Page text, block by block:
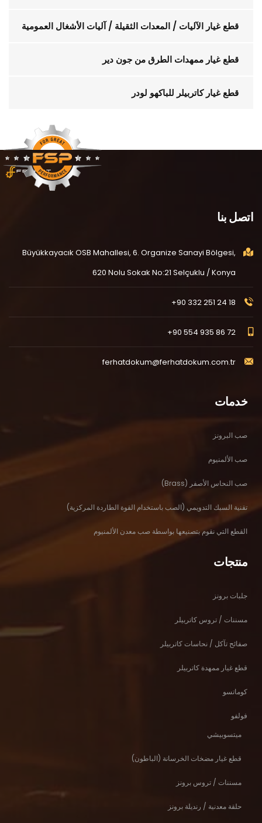
قطع غيار الآليات / المعدات الثقيلة / آليات الأشغال العمومية
قطع غيار ممهدات الطرق من جون دير
قطع غيار كاتربيلر للباكهو لودر
اتصل بنا
Büyükkayacık OSB Mahallesi, 6. Organize Sanayi Bölgesi,
620 Nolu Sokak No:21 Selçuklu / Konya
+90 332 251 24 18
+90 554 935 86 72
ferhatdokum@ferhatdokum.com.tr
خدمات
صب البرونز
صب الألمنيوم
صب النحاس الأصفر (Brass)
تقنية السبك التدويمي (الصب باستخدام القوة الطاردة المركزية)
القطع التي نقوم بتصنيعها بواسطة صب معدن الألمنيوم
منتجات
جلبات برونز
مسننات / تروس كاتربيلر
صفائح تآكل / نحاسات كاتربيلر
قطع غيار ممهدة كاتربيلر
كوماتسو
فولفو
ميتسوبيشي
قطع غيار مضخات الخرسانة (الباطون)
مسننات / تروس برونز
حلقة معدنية / رنديلة برونز